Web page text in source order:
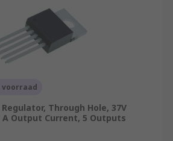
Through Hole, 37V
Output Current, 5 Outputs